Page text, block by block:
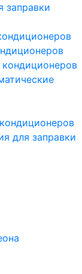
заправки
кондиционеров
для заправки